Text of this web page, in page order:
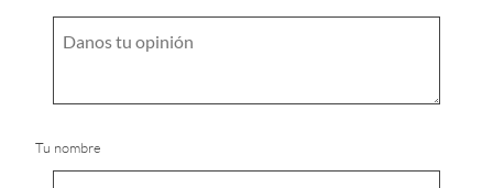
Tu nombre